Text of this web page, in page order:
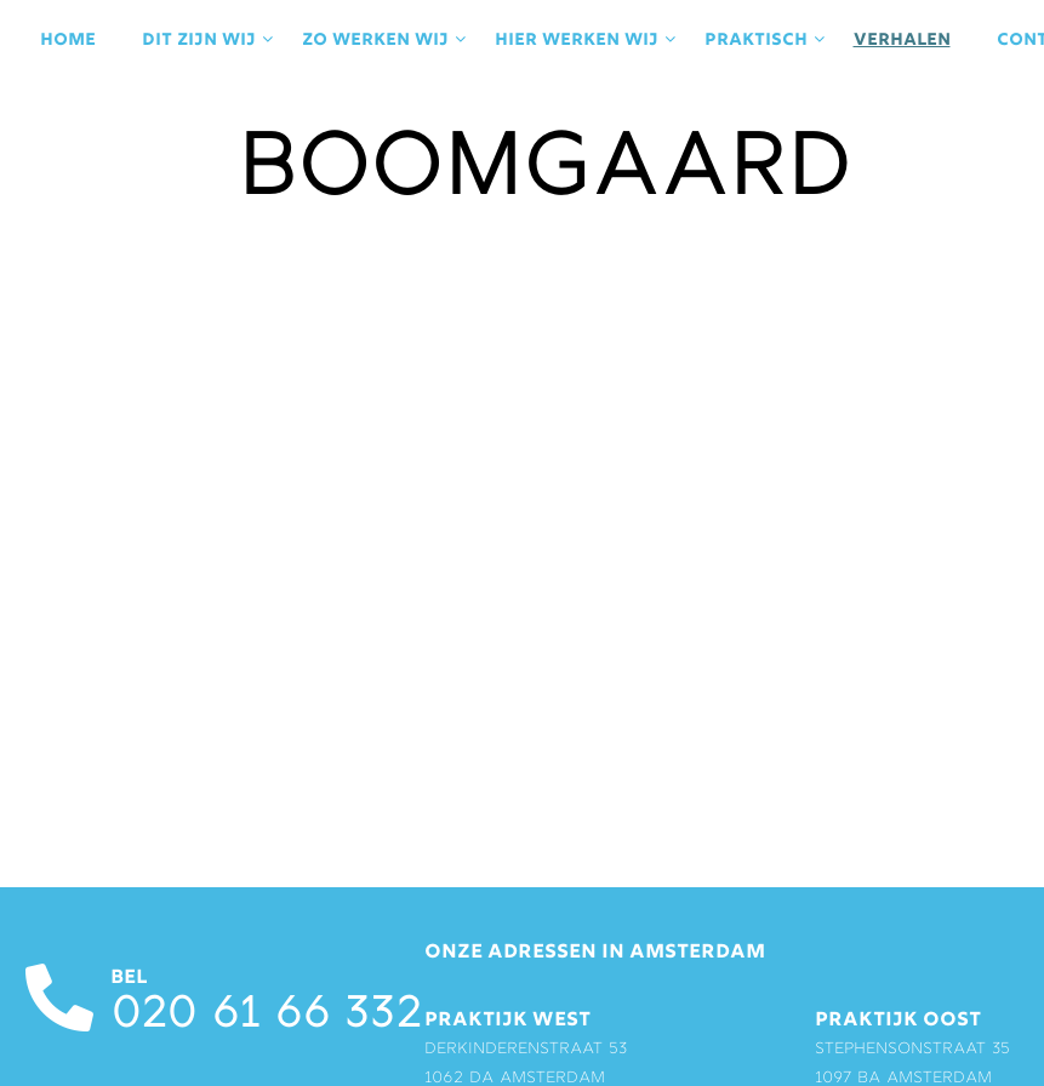
Home Dit zijn wij Zo werken wij Hier werken wij praktisch Verhalen
Boomgaard
BEL
020 61 66 332
ONZE ADRESSEN IN AMSTERDAM
PRAKTIJK WEST
Derkinderenstraat 53
1062 DA Amsterdam
PRAKTIJK OOST
Stephensonstraat 35
1097 BA Amsterdam